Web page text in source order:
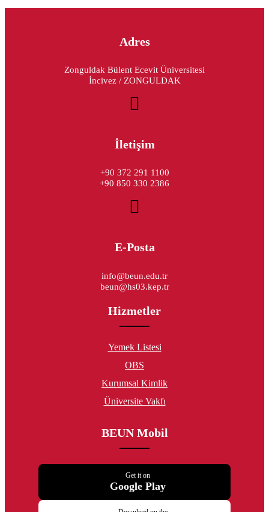
Adres
Zonguldak Bülent Ecevit Üniversitesi
İncivez / ZONGULDAK
İletişim
+90 372 291 1100
+90 850 330 2386
E-Posta
info@beun.edu.tr
beun@hs03.kep.tr
Hizmetler
Yemek Listesi
OBS
Kurumsal Kimlik
Üniversite Vakfı
BEUN Mobil
Get it on
Google Play